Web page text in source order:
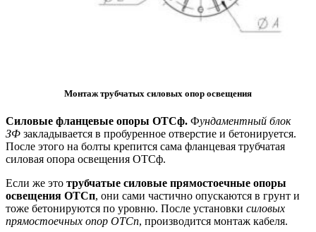
Монтаж трубчатых силовых опор освещения
Силовые фланцевые опоры ОТСф. Фундаментный блок
ЗФ закладывается в пробуренное отверстие и бетонируется.
После этого на болты крепится сама фланцевая трубчатая
силовая опора освещения ОТСф.
Если же это трубчатые силовые прямостоечные опоры
освещения ОТСп, они сами частично опускаются в грунт и
тоже бетонируются по уровню. После установки силовых
прямостоечных опор ОТСп, производится монтаж кабеля.